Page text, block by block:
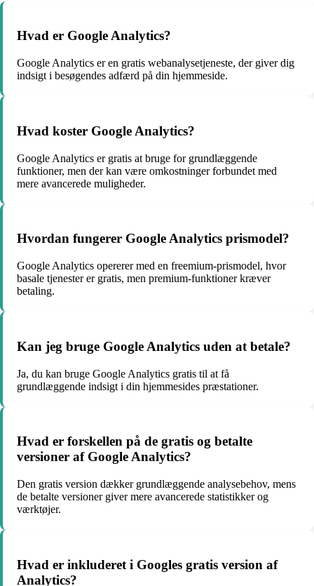
Hvad er Google Analytics?
Google Analytics er en gratis webanalysetjeneste, der giver dig
indsigt i besøgendes adfærd på din hjemmeside.
Hvad koster Google Analytics?
Google Analytics er gratis at bruge for grundlæggende
funktioner, men der kan være omkostninger forbundet med
mere avancerede muligheder.
Hvordan fungerer Google Analytics prismodel?
Google Analytics opererer med en freemium-prismodel, hvor
basale tjenester er gratis, men premium-funktioner kræver
betaling.
Kan jeg bruge Google Analytics uden at betale?
Ja, du kan bruge Google Analytics gratis til at få
grundlæggende indsigt i din hjemmesides præstationer.
Hvad er forskellen på de gratis og betalte
versioner af Google Analytics?
Den gratis version dækker grundlæggende analysebehov, mens
de betalte versioner giver mere avancerede statistikker og
værktøjer.
Hvad er inkluderet i Googles gratis version af
Analytics?